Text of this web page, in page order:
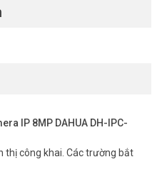
IP 8MP DAHUA DH-IPC-
thị công khai. Các trường bắt